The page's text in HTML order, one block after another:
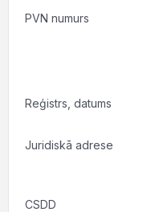
PVN numurs
Reģistrs, datums
Juridiskā adrese
CSDD